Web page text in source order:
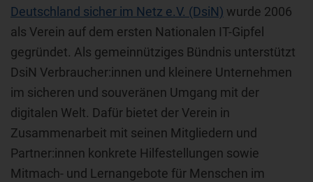
Deutschland sicher im Netz e.V. (DsiN) wurde 2006
als Verein auf dem ersten Nationalen IT-Gipfel
gegründet. Als gemeinnütziges Bündnis unterstützt
DsiN Verbraucher:innen und kleinere Unternehmen
im sicheren und souveränen Umgang mit der
digitalen Welt. Dafür bietet der Verein in
Zusammenarbeit mit seinen Mitgliedern und
Partner:innen konkrete Hilfestellungen sowie
Mitmach- und Lernangebote für Menschen im